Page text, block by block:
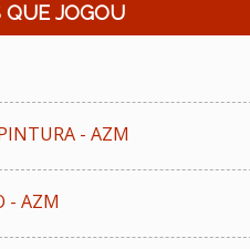
QUE JOGOU
- AZM
- AZM